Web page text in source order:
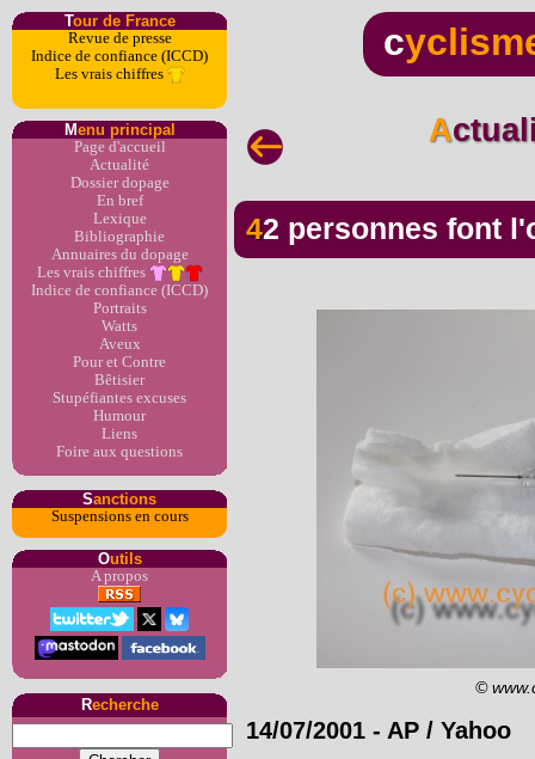
Tour de France
Revue de presse
Indice de confiance (ICCD)
Les vrais chiffres
Menu principal
Page d'accueil
Actualité
Dossier dopage
En bref
Lexique
Bibliographie
Annuaires du dopage
Les vrais chiffres
Indice de confiance (ICCD)
Portraits
Watts
Aveux
Pour et Contre
Bêtisier
Stupéfiantes excuses
Humour
Liens
Foire aux questions
Sanctions
Suspensions en cours
Outils
A propos
Recherche
c
42 personnes font
©
14/07/2001 - AP / Yahoo